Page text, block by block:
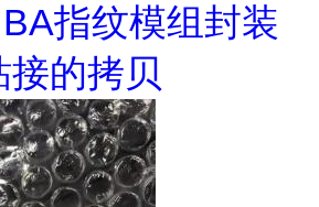
指纹模组封装
的拷贝